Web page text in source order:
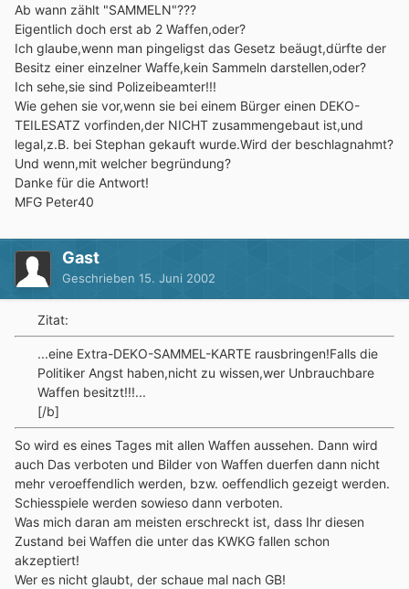
Ab wann zählt "SAMMELN"???
Eigentlich doch erst ab 2 Waffen,oder?
Ich glaube,wenn man pingeligst das Gesetz beäugt,dürfte der
Besitz einer einzelner Waffe,kein Sammeln darstellen,oder?
Ich sehe,sie sind Polizeibeamter!!!
Wie gehen sie vor,wenn sie bei einem Bürger einen DEKO-
TEILESATZ vorfinden,der NICHT zusammengebaut ist,und
legal,z.B. bei Stephan gekauft wurde.Wird der beschlagnahmt?
Und wenn,mit welcher begründung?
Danke für die Antwort!
MFG Peter40
Gast
Geschrieben 15. Juni 2002
Zitat:
...eine Extra-DEKO-SAMMEL-KARTE rausbringen!Falls die
Politiker Angst haben,nicht zu wissen,wer Unbrauchbare
Waffen besitzt!!!...
[/b]
So wird es eines Tages mit allen Waffen aussehen. Dann wird
auch Das verboten und Bilder von Waffen duerfen dann nicht
mehr veroeffendlich werden, bzw. oeffendlich gezeigt werden.
Schiesspiele werden sowieso dann verboten.
Was mich daran am meisten erschreckt ist, dass Ihr diesen
Zustand bei Waffen die unter das KWKG fallen schon
akzeptiert!
Wer es nicht glaubt, der schaue mal nach GB!